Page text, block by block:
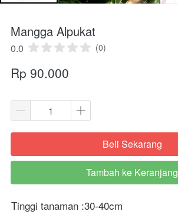
Mangga Alpukat
0.0 (0)
Rp 90.000
`Beli Sekarang
`
Tambah ke Keranjang
Tinggi tanaman :30-40cm